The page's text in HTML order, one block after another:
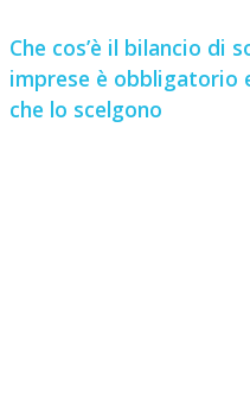
Che cos’è il bilancio di
imprese è obbligatorio
che lo scelgono